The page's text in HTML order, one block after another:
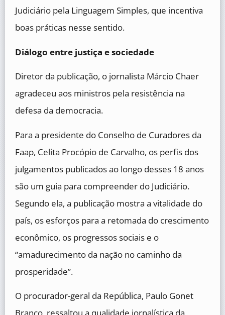
Judiciário pela Linguagem Simples, que incentiva
boas práticas nesse sentido.
Diálogo entre justiça e sociedade
Diretor da publicação, o jornalista Márcio Chaer
agradeceu aos ministros pela resistência na
defesa da democracia.
Para a presidente do Conselho de Curadores da
Faap, Celita Procópio de Carvalho, os perfis dos
julgamentos publicados ao longo desses 18 anos
são um guia para compreender do Judiciário.
Segundo ela, a publicação mostra a vitalidade do
país, os esforços para a retomada do crescimento
econômico, os progressos sociais e o
“amadurecimento da nação no caminho da
prosperidade”.
O procurador-geral da República, Paulo Gonet